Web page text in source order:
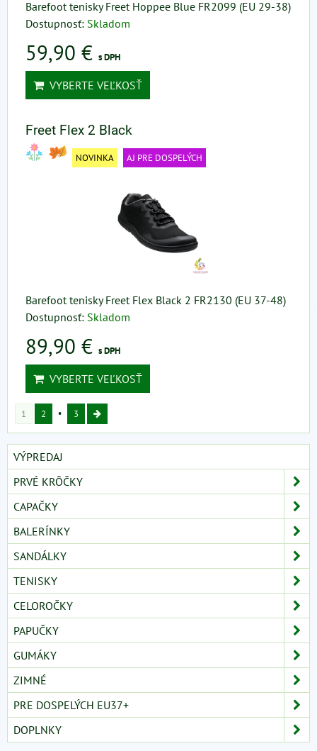
Barefoot tenisky Freet Hoppee Blue FR2099 (EU 29-38)
Dostupnosť: Skladom
59,90 € s DPH
VYBERTE VEĽKOSŤ
Freet Flex 2 Black
NOVINKA AJ PRE DOSPELÝCH
Barefoot tenisky Freet Flex Black 2 FR2130 (EU 37-48)
Dostupnosť: Skladom
89,90 € s DPH
VYBERTE VEĽKOSŤ
1 2 3
VÝPREDAJ
PRVÉ KRÔČKY
CAPAČKY
BALERÍNKY
SANDÁLKY
TENISKY
CELOROČKY
PAPUČKY
GUMÁKY
ZIMNÉ
PRE DOSPELÝCH EU37+
DOPLNKY